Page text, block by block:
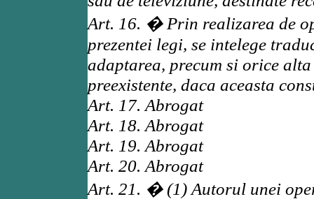
Art. 16. � Prin realizarea de
prezentei legi, se intelege
adaptarea, precum si orice
preexistente, daca aceasta
Art. 17. Abrogat
Art. 18. Abrogat
Art. 19. Abrogat
Art. 20. Abrogat
Art. 21. � (1) Autorul unei